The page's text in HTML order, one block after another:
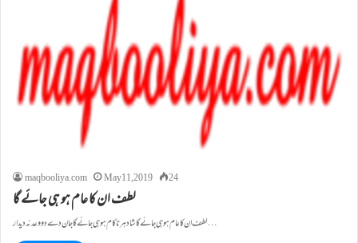
maqbooliya.com May 11, 2019 24
لطف ان کا عام ہو ہی جائے گا
لطف ان کا عام ہو ہی جائے گا شاد ہر ناکام ہو ہی جائے گا جان دے دو وعدئہ دیدار…